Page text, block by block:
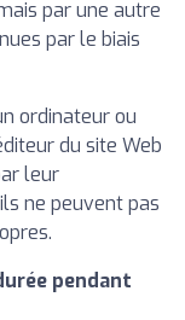
par une autre
par le biais
ordinateur ou
du site Web
leur
ne peuvent pas
pendant